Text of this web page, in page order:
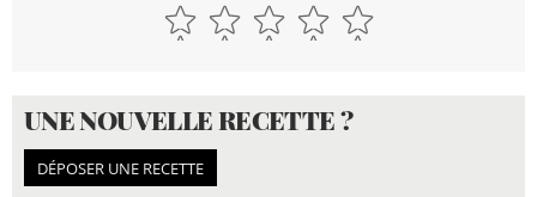
UNE NOUVELLE RECETTE ?
DÉPOSER UNE RECETTE